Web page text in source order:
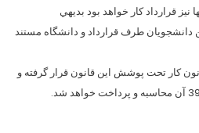
نيز قرارداد كار خواهد بود بديهي
طرف قرارداد و دانشگاه مستند